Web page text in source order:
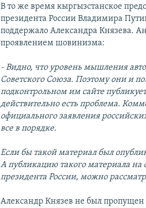
В то же время кыргызстанское
президента России Владимира
поддержало Александра Князева.
проявлением шовинизма:
- Видно, что уровень мышления
Советского Союза. Поэтому они и
подконтрольном им сайте
действительно есть проблема.
официального заявления
все в порядке.
Если бы такой материал был
А публикацию такого материала на
президента России, можно
Александр Князев не был